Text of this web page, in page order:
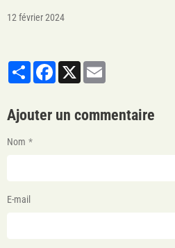
12 février 2024
PartagerFacebook
X
Ajouter un commentaire
Nom
E-mail